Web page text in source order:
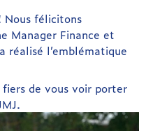
Nous félicitons
Manager Finance et
réalisé l’emblématique
de vous voir porter